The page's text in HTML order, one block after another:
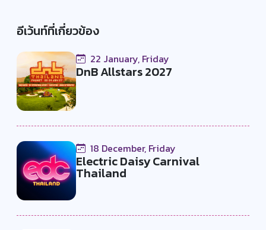
อีเว้นท์ที่เกี่ยวข้อง
22 January, Friday
DnB Allstars 2027
18 December, Friday
Electric Daisy Carnival
Thailand